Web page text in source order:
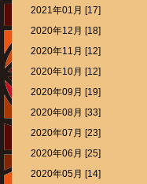
2021年01月 [17]
2020年12月 [18]
2020年11月 [12]
2020年10月 [12]
2020年09月 [19]
2020年08月 [33]
2020年07月 [23]
2020年06月 [25]
2020年05月 [14]